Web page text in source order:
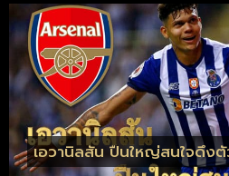
เอวานิลสัน ปืนใหญ่สนใจดึง